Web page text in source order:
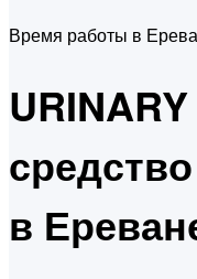
Время работы в
в